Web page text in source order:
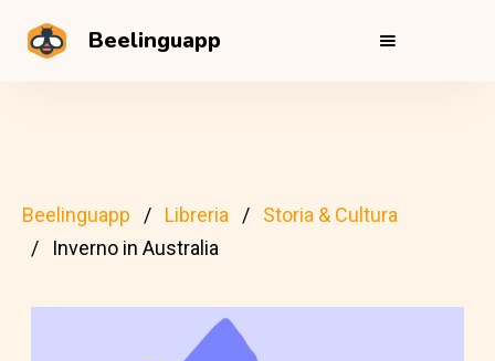
Beelinguapp
Beelinguapp Libreria
Storia & Cultura
Inverno in Australia